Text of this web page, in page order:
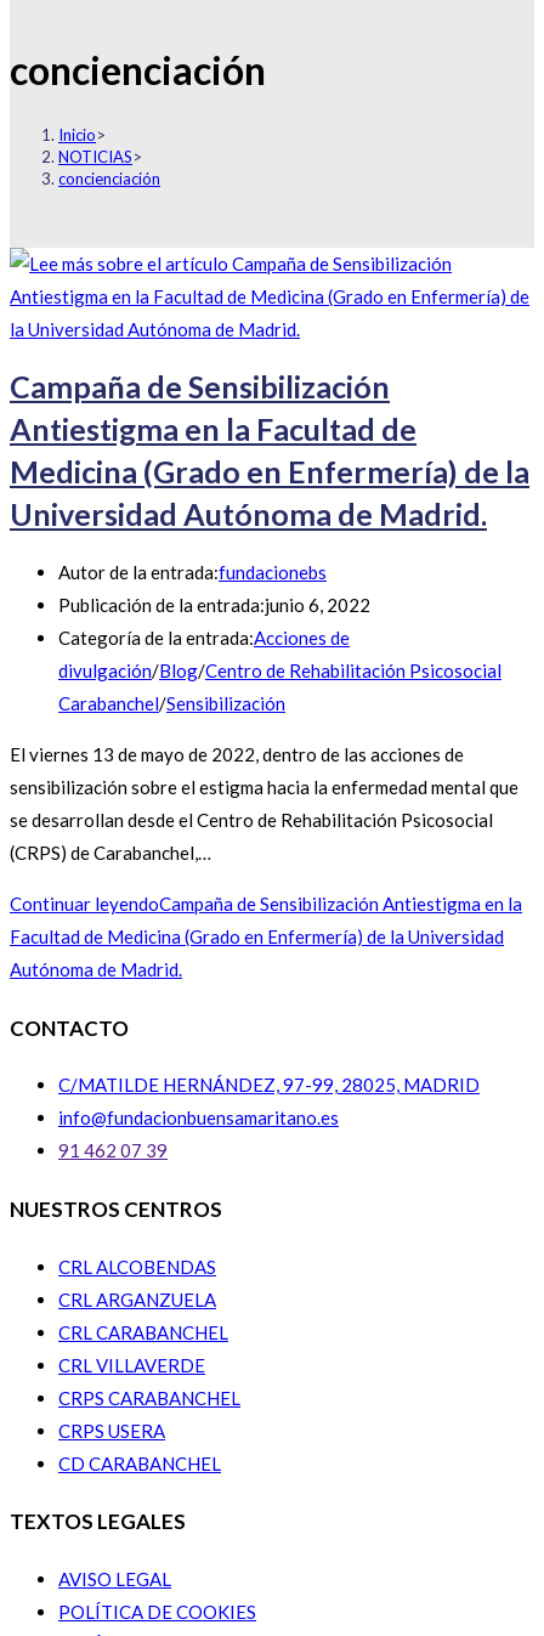
concienciación
Inicio>
NOTICIAS>
concienciación
Campaña de Sensibilización
Antiestigma en la Facultad de
Medicina (Grado en Enfermería) de la
Universidad Autónoma de Madrid.
Autor de la entrada:fundacionebs
Publicación de la entrada:junio 6, 2022
Categoría de la entrada:Acciones de
divulgación/Blog/Centro de Rehabilitación Psicosocial
Carabanchel/Sensibilización
El viernes 13 de mayo de 2022, dentro de las acciones de
sensibilización sobre el estigma hacia la enfermedad mental que
se desarrollan desde el Centro de Rehabilitación Psicosocial
(CRPS) de Carabanchel,…
Continuar leyendoCampaña de Sensibilización Antiestigma en la
Facultad de Medicina (Grado en Enfermería) de la Universidad
Autónoma de Madrid.
CONTACTO
C/MATILDE HERNÁNDEZ, 97-99, 28025, MADRID
info@fundacionbuensamaritano.es
91 462 07 39
NUESTROS CENTROS
CRL ALCOBENDAS
CRL ARGANZUELA
CRL CARABANCHEL
CRL VILLAVERDE
CRPS CARABANCHEL
CRPS USERA
CD CARABANCHEL
TEXTOS LEGALES
AVISO LEGAL
POLÍTICA DE COOKIES